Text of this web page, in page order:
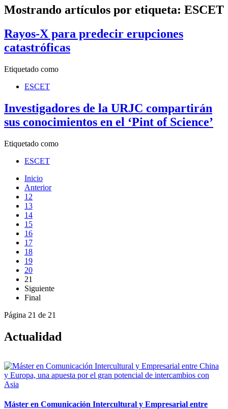
Mostrando artículos por etiqueta: ESCET
Rayos-X para predecir erupciones
catastróficas
Etiquetado como
ESCET
Investigadores de la URJC compartirán
sus conocimientos en el ‘Pint of Science’
Etiquetado como
ESCET
Inicio
Anterior
12
13
14
15
16
17
18
19
20
21
Siguiente
Final
Página 21 de 21
Actualidad
Máster en Comunicación Intercultural y Empresarial entre